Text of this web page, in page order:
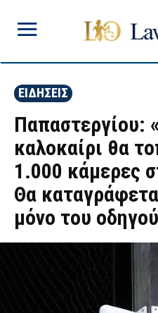
ΕΙΔΗΣΕΙΣ
Παπαστεργίου:
καλοκαίρι θα
1.000 κάμερες
Θα
μόνο του